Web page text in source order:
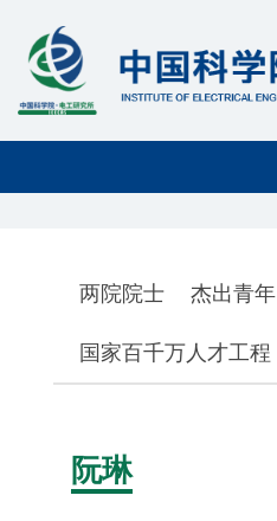
两院院士 杰出青年
国家百千万人才工程
阮琳